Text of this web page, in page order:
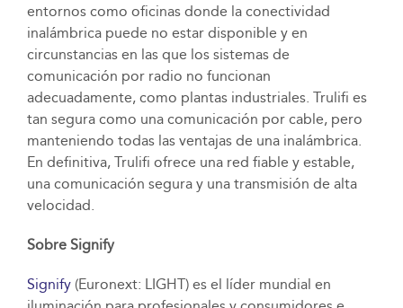
entornos como oficinas donde la conectividad
inalámbrica puede no estar disponible y en
circunstancias en las que los sistemas de
comunicación por radio no funcionan
adecuadamente, como plantas industriales. Trulifi es
tan segura como una comunicación por cable, pero
manteniendo todas las ventajas de una inalámbrica.
En definitiva, Trulifi ofrece una red fiable y estable,
una comunicación segura y una transmisión de alta
velocidad.
Sobre Signify
Signify(Euronext: LIGHT) es el líder mundial en